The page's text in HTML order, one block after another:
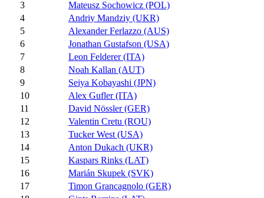
3
Mateusz Sochowicz (POL)
4
Andriy Mandziy (UKR)
5
Alexander Ferlazzo (AUS)
6
Jonathan Gustafson (USA)
7
Leon Felderer (ITA)
8
Noah Kallan (AUT)
9
Seiya Kobayashi (JPN)
10
Alex Gufler (ITA)
11
David Nössler (GER)
12
Valentin Cretu (ROU)
13
Tucker West (USA)
14
Anton Dukach (UKR)
15
Kaspars Rinks (LAT)
16
Marián Skupek (SVK)
17
Timon Grancagnolo (GER)